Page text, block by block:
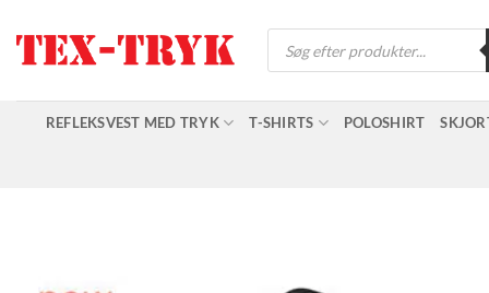
indhold
Products
search
REFLEKSVEST MED TRYK T-SHIRTS POLOSHIRT